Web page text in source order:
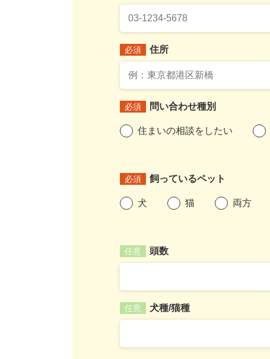
必須 住所
必須 問い合わせ種別
住まいの相談をしたい
必須 飼っているペット
犬 猫 両方
任意 頭数
任意 犬種/猫種